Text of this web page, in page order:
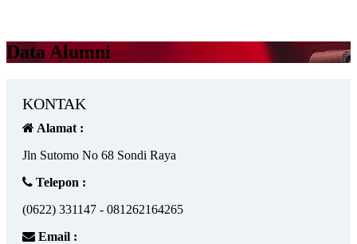
Data Alumni
KONTAK
Alamat :
Jln Sutomo No 68 Sondi Raya
Telepon :
(0622) 331147 - 081262164265
Email :